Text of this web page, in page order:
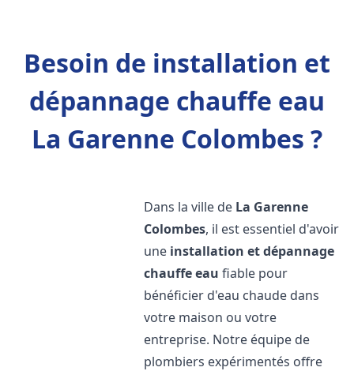
Besoin de installation et
dépannage chauffe eau
La Garenne Colombes ?
Dans la ville de La Garenne
Colombes, il est essentiel d'avoir
une installation et dépannage
chauffe eau fiable pour
bénéficier d'eau chaude dans
votre maison ou votre
entreprise. Notre équipe de
plombiers expérimentés offre